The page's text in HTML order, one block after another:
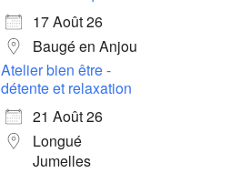
17 Août 26
Baugé en Anjou
Atelier bien être -
détente et relaxation
21 Août 26
Longué
Jumelles